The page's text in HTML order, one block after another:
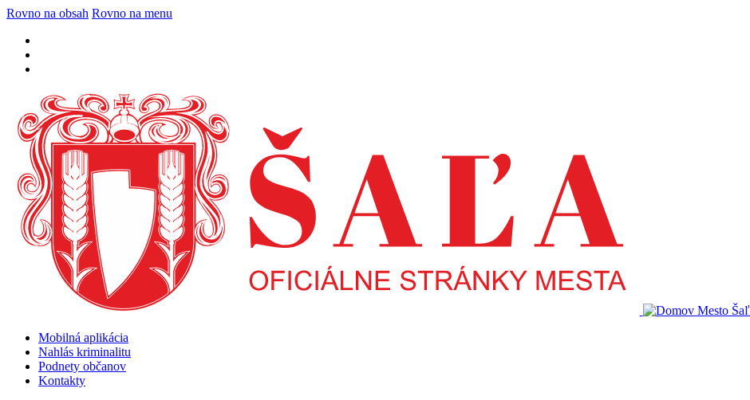
Rovno na obsah Rovno na menu
Mobilná aplikácia
Nahlás kriminalitu
Podnety občanov
Kontakty